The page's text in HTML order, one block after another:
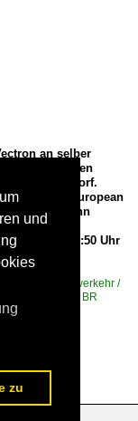
an selber
Rundholz den
Ammendorf.
GmbH (European
Eisenbahn
Hersteller
20.3.2021 | 12:50 Uhr
/ Güterverkehr /
/ 6 193 ¦ 7 193 BR
und
zu